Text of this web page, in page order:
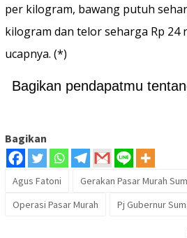
per kilogram, bawang putuh
kilogram dan telor seharga Rp 24
ucapnya. (*)
Bagikan pendapatmu
Bagikan
Agus Fatoni Gerakan Pasar Murah
Operasi Pasar Murah
Pj Gubernur